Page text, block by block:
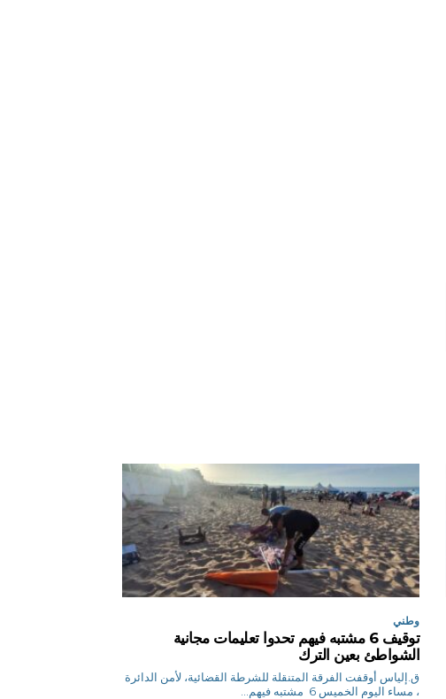
وطني
توقيف 6 مشتبه فيهم تحدوا تعليمات مجانية
الشواطئ بعين الترك
ق.إلياس أوقفت الفرقة المتنقلة للشرطة القضائية، لأمن الدائرة
، مساء اليوم الخميس 6 مشتبه فيهم...